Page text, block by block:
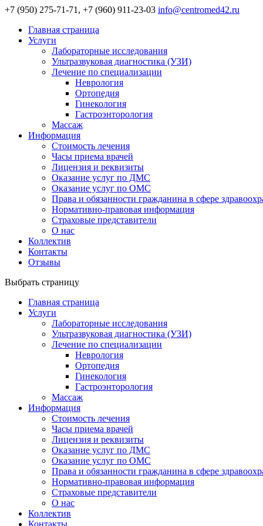
+7 (950) 275-71-71, +7 (960) 911-23-03 info@centromed42.ru
Главная страница
Услуги
Лабораторные исследования
Ультразвуковая диагностика (УЗИ)
Лечение по специализации
Неврология
Ортопедия
Гинекология
Гастроэнторология
Массаж
Информация
Стоимость лечения
Часы приема врачей
Лицензия и реквизиты
Оказание услуг по ДМС
Оказание услуг по ОМС
Права и обязанности гражданина в сфере
Нормативно-правовая информация
Страховые представители
О нас
Коллектив
Контакты
Отзывы
Выбрать страницу
Главная страница
Услуги
Лабораторные исследования
Ультразвуковая диагностика (УЗИ)
Лечение по специализации
Неврология
Ортопедия
Гинекология
Гастроэнторология
Массаж
Информация
Стоимость лечения
Часы приема врачей
Лицензия и реквизиты
Оказание услуг по ДМС
Оказание услуг по ОМС
Права и обязанности гражданина в сфере
Нормативно-правовая информация
Страховые представители
О нас
Коллектив
Контакты